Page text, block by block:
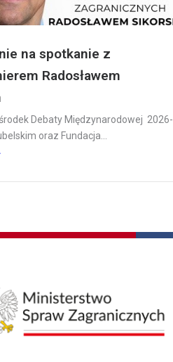
na spotkanie z
Radosławem
Debaty Międzynarodowej 2026-
oraz Fundacja...